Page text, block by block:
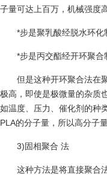
子量可达上百万，机械强度
*步是聚乳酸经脱水环化
*步是丙交酯经开环聚合
但是这种开环聚合法在
极高，即使是极微量的杂质
如温度、压力、催化剂的种
PLA的分子量，所以高分子
3)固相聚合 法
这种方法是将直接聚合